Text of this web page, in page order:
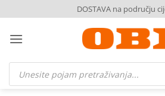
to
content
DOSTAVA na području
Products
search